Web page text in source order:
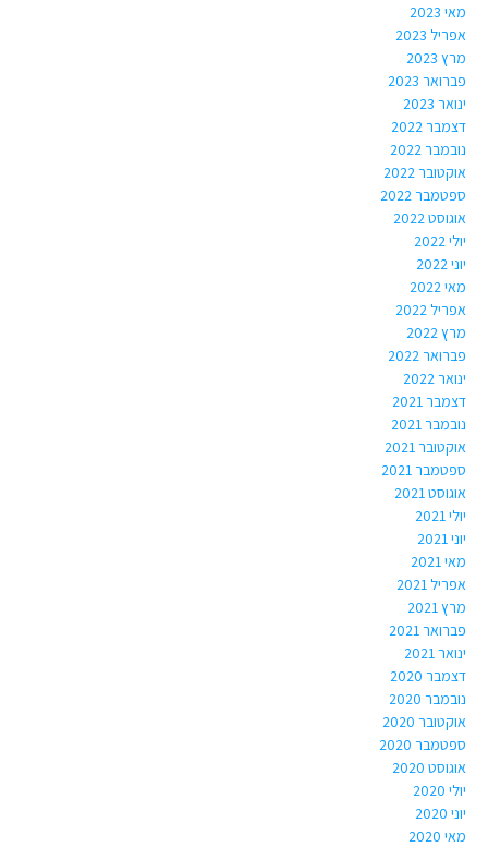
מאי 2023
אפריל 2023
מרץ 2023
פברואר 2023
ינואר 2023
דצמבר 2022
נובמבר 2022
אוקטובר 2022
ספטמבר 2022
אוגוסט 2022
יולי 2022
יוני 2022
מאי 2022
אפריל 2022
מרץ 2022
פברואר 2022
ינואר 2022
דצמבר 2021
נובמבר 2021
אוקטובר 2021
ספטמבר 2021
אוגוסט 2021
יולי 2021
יוני 2021
מאי 2021
אפריל 2021
מרץ 2021
פברואר 2021
ינואר 2021
דצמבר 2020
נובמבר 2020
אוקטובר 2020
ספטמבר 2020
אוגוסט 2020
יולי 2020
יוני 2020
מאי 2020